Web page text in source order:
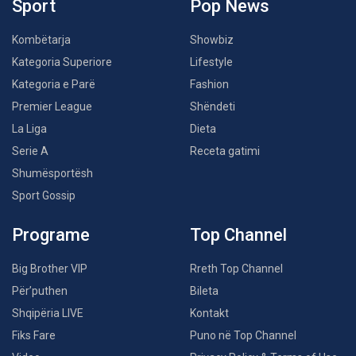
Sport
Kombëtarja
Kategoria Superiore
Kategoria e Parë
Premier League
La Liga
Serie A
Shumësportësh
Sport Gossip
Pop News
Showbiz
Lifestyle
Fashion
Shëndeti
Dieta
Receta gatimi
Programe
Big Brother VIP
Për’puthen
Shqipëria LIVE
Fiks Fare
Top Channel
Rreth Top Channel
Bileta
Kontakt
Puno në Top Channel